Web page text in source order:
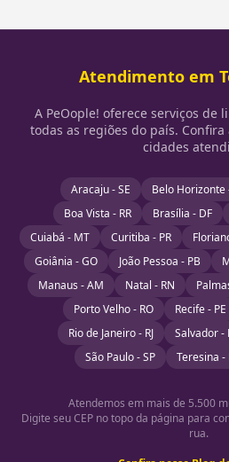
Atendimento em
A PeOople! oferece serviços de
todas as regiões do país.
cidades
Aracaju - SE Belo Horizonte
Boa Vista - RR
Brasília - DF
Cuiabá - MT
Curitiba - PR
Goiânia - GO
João Pessoa - PB
Manaus - AM
Natal - RN
Porto Velho - RO
Recife - PE
Rio de Janeiro - RJ
Salvador -
São Paulo - SP
Teresina -
Atendemos em mais de 5.500
Digite seu CEP no topo da página para
rua.